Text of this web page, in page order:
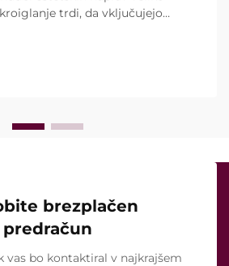
trdi, da vključujejo
te funkcije sploh obstajajo,
delujejo med kliničnim
brezplačen
predračun
vas bo kontaktiral v najkrajšem